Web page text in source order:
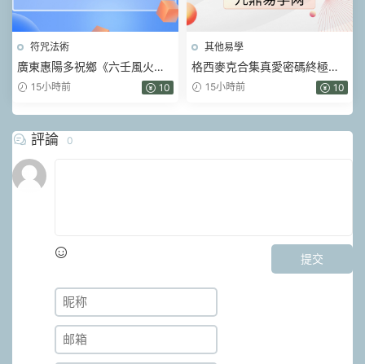
符咒法術
廣東惠陽多祝鄉《六壬風火院
三十三天鐵闆神教》4本pdf
15小時前 10
其他易學
格西麥克合集真愛密碼終極商
業智慧金剛經智慧人生當和尚
15小時前 10
評論 0
提交